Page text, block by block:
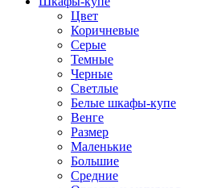
Цвет
Коричневые
Серые
Темные
Черные
Светлые
Белые шкафы-купе
Венге
Размер
Маленькие
Большие
Средние